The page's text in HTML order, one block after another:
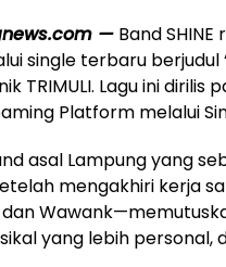
— Band
single terbaru berjudul
TRIMULI. Lagu ini
Platform melalui
asal Lampung yang
mengakhiri kerja
yang lebih personal,